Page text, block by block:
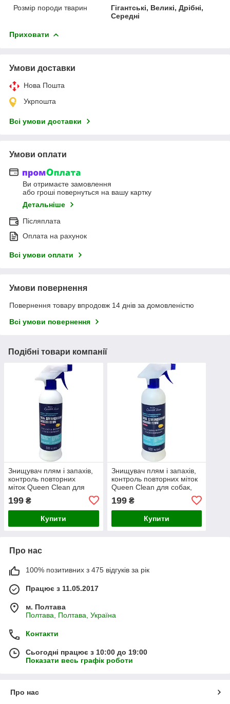
Розмір породи тварин
Гігантські, Великі, Дрібні,
Середні
Приховати
Умови доставки
Нова Пошта
Укрпошта
Всі умови доставки
Умови оплати
Ви отримаєте замовлення
або гроші повернуться на вашу картку
Детальніше
Післяплата
Оплата на рахунок
Всі умови оплати
Умови повернення
Повернення товару впродовж 14 днів за домовленістю
Всі умови повернення
Подібні товари компанії
Знищувач плям і запахів,
контроль повторних
міток Queen Clean для
199 ₴
Купити
Знищувач плям і запахів,
контроль повторних міток
Queen Clean для собак,
199₴
Купити
Про нас
100% позитивних з 475 відгуків за рік
Працює з 11.05.2017
м. Полтава
Полтава, Полтава, Україна
Контакти
Сьогодні працює з 10:00 до 19:00
Показати весь графік роботи
Про нас